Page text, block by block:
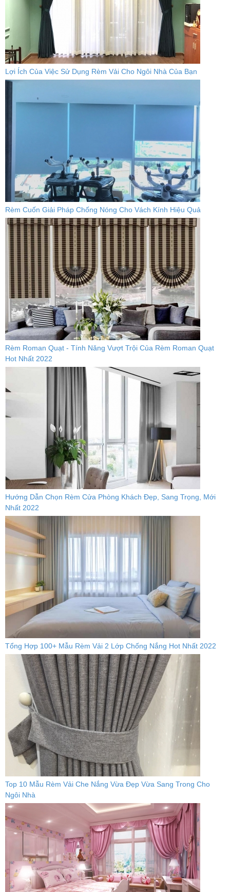
Lợi Ích Của Việc Sử Dụng Rèm Vải Cho Ngôi Nhà Của Bạn
Rèm Cuốn Giải Pháp Chống Nóng Cho Vách Kính Hiệu Quả
Rèm Roman Quạt - Tính Năng Vượt Trội Của Rèm Roman Quạt
Hot Nhất 2022
Hướng Dẫn Chọn Rèm Cửa Phòng Khách Đẹp, Sang Trọng, Mới
Nhất 2022
Tổng Hợp 100+ Mẫu Rèm Vải 2 Lớp Chống Nắng Hot Nhất 2022
Top 10 Mẫu Rèm Vải Che Nắng Vừa Đẹp Vừa Sang Trong Cho
Ngôi Nhà